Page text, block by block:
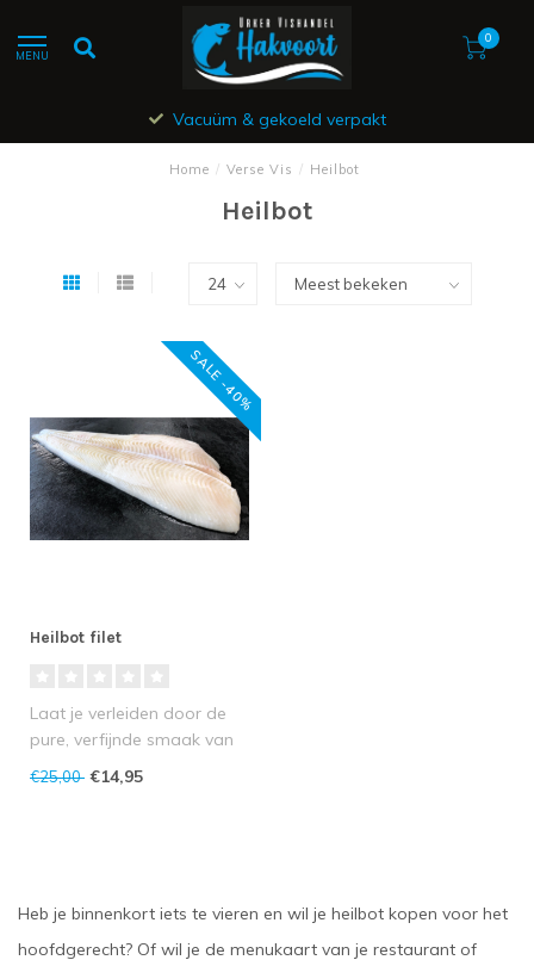
MENU
0
Vacuüm & gekoeld verpakt
Home / Verse Vis / Heilbot
Heilbot
SALE -40%
Heilbot filet
Laat je verleiden door de
pure, verfijnde smaak van
onze Heilbot Filet,
gevangen..
€25,00 €14,95
Heb je binnenkort iets te vieren en wil je heilbot kopen voor het
hoofdgerecht? Of wil je de menukaart van je restaurant of